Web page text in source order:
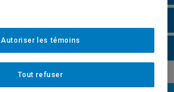
Tout refuser
Autoriser les témoins